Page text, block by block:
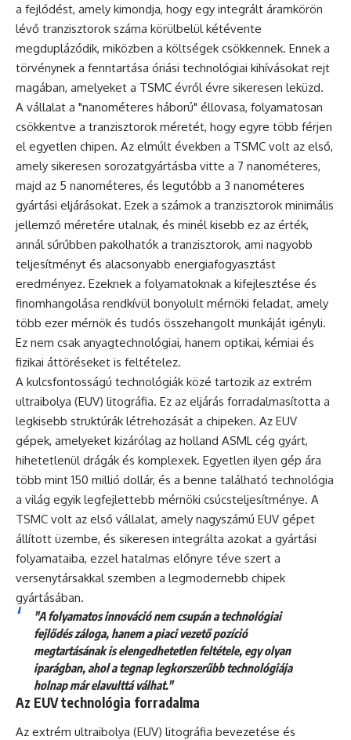
a fejlődést, amely kimondja, hogy egy integrált áramkörön
lévő tranzisztorok száma körülbelül kétévente
megduplázódik, miközben a költségek csökkennek. Ennek a
törvénynek a fenntartása óriási technológiai kihívásokat rejt
magában, amelyeket a TSMC évről évre sikeresen leküzd.
A vállalat a "nanométeres háború" éllovasa, folyamatosan
csökkentve a tranzisztorok méretét, hogy egyre több férjen
el egyetlen chipen. Az elmúlt években a TSMC volt az első,
amely sikeresen sorozatgyártásba vitte a 7 nanométeres,
majd az 5 nanométeres, és legutóbb a 3 nanométeres
gyártási eljárásokat. Ezek a számok a tranzisztorok minimális
jellemző méretére utalnak, és minél kisebb ez az érték,
annál sűrűbben pakolhatók a tranzisztorok, ami nagyobb
teljesítményt és alacsonyabb energiafogyasztást
eredményez. Ezeknek a folyamatoknak a kifejlesztése és
finomhangolása rendkívül bonyolult mérnöki feladat, amely
több ezer mérnök és tudós összehangolt munkáját igényli.
Ez nem csak anyagtechnológiai, hanem optikai, kémiai és
fizikai áttöréseket is feltételez.
A kulcsfontosságú technológiák közé tartozik az extrém
ultraibolya (EUV) litográfia. Ez az eljárás forradalmasította a
legkisebb struktúrák létrehozását a chipeken. Az EUV
gépek, amelyeket kizárólag az holland ASML cég gyárt,
hihetetlenül drágák és komplexek. Egyetlen ilyen gép ára
több mint 150 millió dollár, és a benne található technológia
a világ egyik legfejlettebb mérnöki csúcsteljesítménye. A
TSMC volt az első vállalat, amely nagyszámú EUV gépet
állított üzembe, és sikeresen integrálta azokat a gyártási
folyamataiba, ezzel hatalmas előnyre téve szert a
versenytársakkal szemben a legmodernebb chipek
gyártásában.
"A folyamatos innováció nem csupán a technológiai
fejlődés záloga, hanem a piaci vezető pozíció
megtartásának is elengedhetetlen feltétele, egy olyan
iparágban, ahol a tegnap legkorszerűbb technológiája
holnap már elavulttá válhat."
Az EUV technológia forradalma
Az extrém ultraibolya (EUV) litográfia bevezetése és